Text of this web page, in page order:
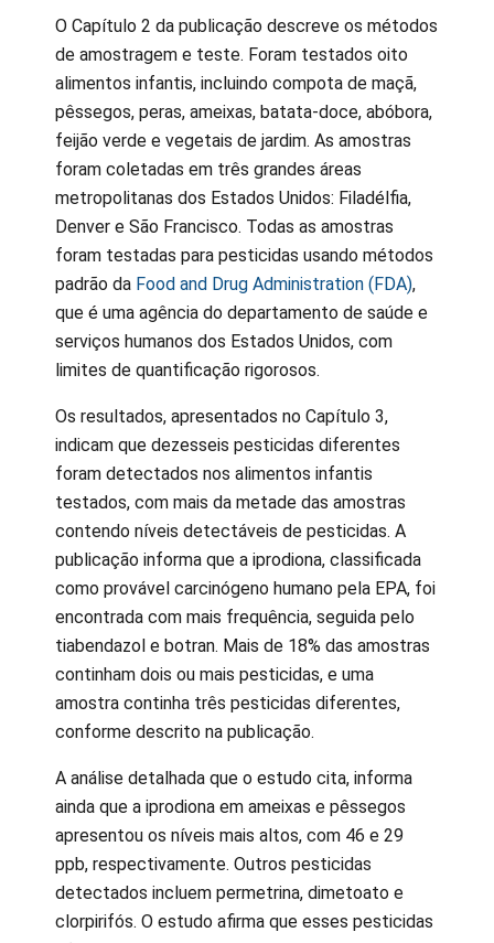
O Capítulo 2 da publicação descreve os métodos
de amostragem e teste. Foram testados oito
alimentos infantis, incluindo compota de maçã,
pêssegos, peras, ameixas, batata-doce, abóbora,
feijão verde e vegetais de jardim. As amostras
foram coletadas em três grandes áreas
metropolitanas dos Estados Unidos: Filadélfia,
Denver e São Francisco. Todas as amostras
foram testadas para pesticidas usando métodos
padrão da Food and Drug Administration (FDA),
que é uma agência do departamento de saúde e
serviços humanos dos Estados Unidos, com
limites de quantificação rigorosos.
Os resultados, apresentados no Capítulo 3,
indicam que dezesseis pesticidas diferentes
foram detectados nos alimentos infantis
testados, com mais da metade das amostras
contendo níveis detectáveis de pesticidas. A
publicação informa que a iprodiona, classificada
como provável carcinógeno humano pela EPA, foi
encontrada com mais frequência, seguida pelo
tiabendazol e botran. Mais de 18% das amostras
continham dois ou mais pesticidas, e uma
amostra continha três pesticidas diferentes,
conforme descrito na publicação.
A análise detalhada que o estudo cita, informa
ainda que a iprodiona em ameixas e pêssegos
apresentou os níveis mais altos, com 46 e 29
ppb, respectivamente. Outros pesticidas
detectados incluem permetrina, dimetoato e
clorpirifós. O estudo afirma que esses pesticidas